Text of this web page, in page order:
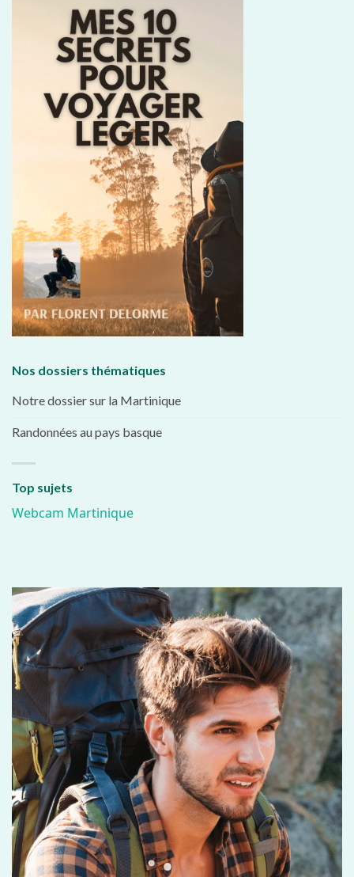
Nos dossiers thématiques
Notre dossier sur la Martinique
Randonnées au pays basque
Top sujets
Webcam Martinique